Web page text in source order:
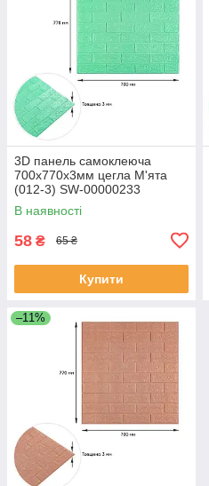
3D панель самоклеюча
700х770х3мм цегла М'ята
(012-3) SW-00000233
В наявності
58 ₴ 65 ₴
Купити
–11%